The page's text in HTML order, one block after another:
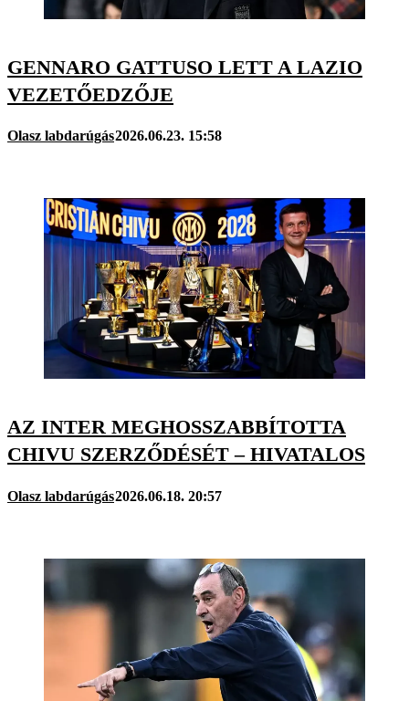
GENNARO GATTUSO LETT A LAZIO
VEZETŐEDZŐJE
Olasz labdarúgás2026.06.23. 15:58
AZ INTER MEGHOSSZABBÍTOTTA
CHIVU SZERZŐDÉSÉT – HIVATALOS
Olasz labdarúgás2026.06.18. 20:57